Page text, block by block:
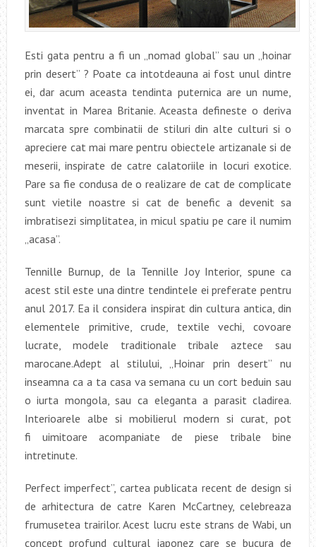
Esti gata pentru a fi un „nomad global” sau un „hoinar
prin desert” ? Poate ca intotdeauna ai fost unul dintre
ei, dar acum aceasta tendinta puternica are un nume,
inventat in Marea Britanie. Aceasta defineste o deriva
marcata spre combinatii de stiluri din alte culturi si o
apreciere cat mai mare pentru obiectele artizanale si de
meserii, inspirate de catre calatoriile in locuri exotice.
Pare sa fie condusa de o realizare de cat de complicate
sunt vietile noastre si cat de benefic a devenit sa
imbratisezi simplitatea, in micul spatiu pe care il numim
„acasa”.
Tennille Burnup, de la Tennille Joy Interior, spune ca
acest stil este una dintre tendintele ei preferate pentru
anul 2017. Ea il considera inspirat din cultura antica, din
elementele primitive, crude, textile vechi, covoare
lucrate, modele traditionale tribale aztece sau
marocane.Adept al stilului, „Hoinar prin desert” nu
inseamna ca a ta casa va semana cu un cort beduin sau
o iurta mongola, sau ca eleganta a parasit cladirea.
Interioarele albe si mobilierul modern si curat, pot
fi uimitoare acompaniate de piese tribale bine
intretinute.
Perfect imperfect”, cartea publicata recent de design si
de arhitectura de catre Karen McCartney, celebreaza
frumusetea trairilor. Acest lucru este strans de Wabi, un
concept profund cultural japonez care se bucura de